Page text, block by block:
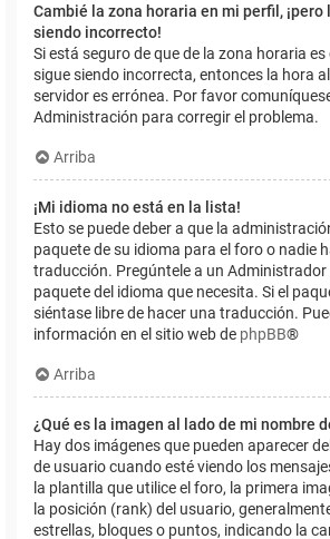
Cambié la zona horaria en mi perfil, ¡pero
siendo incorrecto!
Si está seguro de que de la zona horaria
sigue siendo incorrecta, entonces la hora
servidor es errónea. Por favor
Administración para corregir el problema.
Arriba
¡Mi idioma no está en la lista!
Esto se puede deber a que la
paquete de su idioma para el foro o nadie
traducción. Pregúntele a un Administrador
paquete del idioma que necesita. Si el
siéntase libre de hacer una traducción.
información en el sitio web de phpBB®
Arriba
¿Qué es la imagen al lado de mi nombre
Hay dos imágenes que pueden aparecer
de usuario cuando esté viendo los
la plantilla que utilice el foro, la primera
la posición (rank) del usuario,
estrellas, bloques o puntos, indicando la